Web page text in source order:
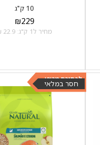
10 ק"ג
₪229
מחיר ל1 ק"ג: 22.9 ₪
לבחירת מבצע
כנסו >>
חסר במלאי